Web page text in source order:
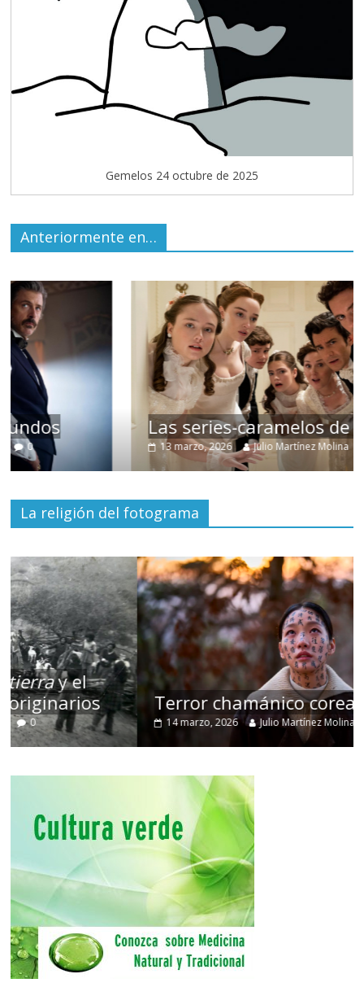
Gemelos 24 octubre de 2025
Anteriormente en…
Las series-caramelos de Shondaland
13 marzo, 2026 Julio Martínez Molina 0
La religión del fotograma
Terror chamánico coreano
14 marzo, 2026 Julio Martínez Molina 0